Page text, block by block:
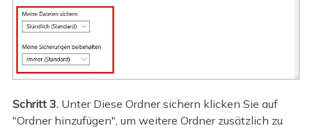
Schritt 3. Unter Diese Ordner sichern klicken Sie auf
"Ordner hinzufügen", um weitere Ordner zusätzlich zu